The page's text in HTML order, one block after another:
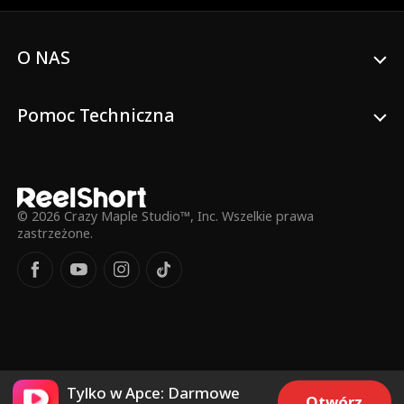
jego oszczędności i zatrudnia zabójcę, aby
niej zakochany. Enzo postanawia porzucić
O NAS
Pomoc Techniczna
© 2026 Crazy Maple Studio™, Inc. Wszelkie prawa
zastrzeżone.
Tylko w Apce: Darmowe